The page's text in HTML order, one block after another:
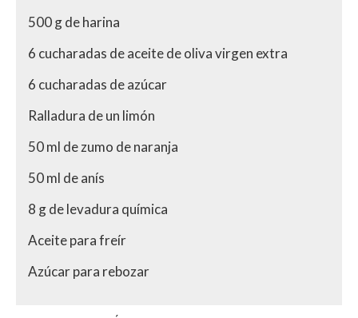
500 g de harina
6 cucharadas de aceite de oliva virgen extra
6 cucharadas de azúcar
Ralladura de un limón
50 ml de zumo de naranja
50 ml de anís
8 g de levadura química
Aceite para freír
Azúcar para rebozar